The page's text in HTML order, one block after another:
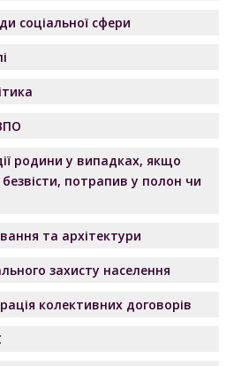
соціальної сфери
родини у випадках, якщо
потрапив у полон чи
та архітектури
захисту населення
колективних договорів